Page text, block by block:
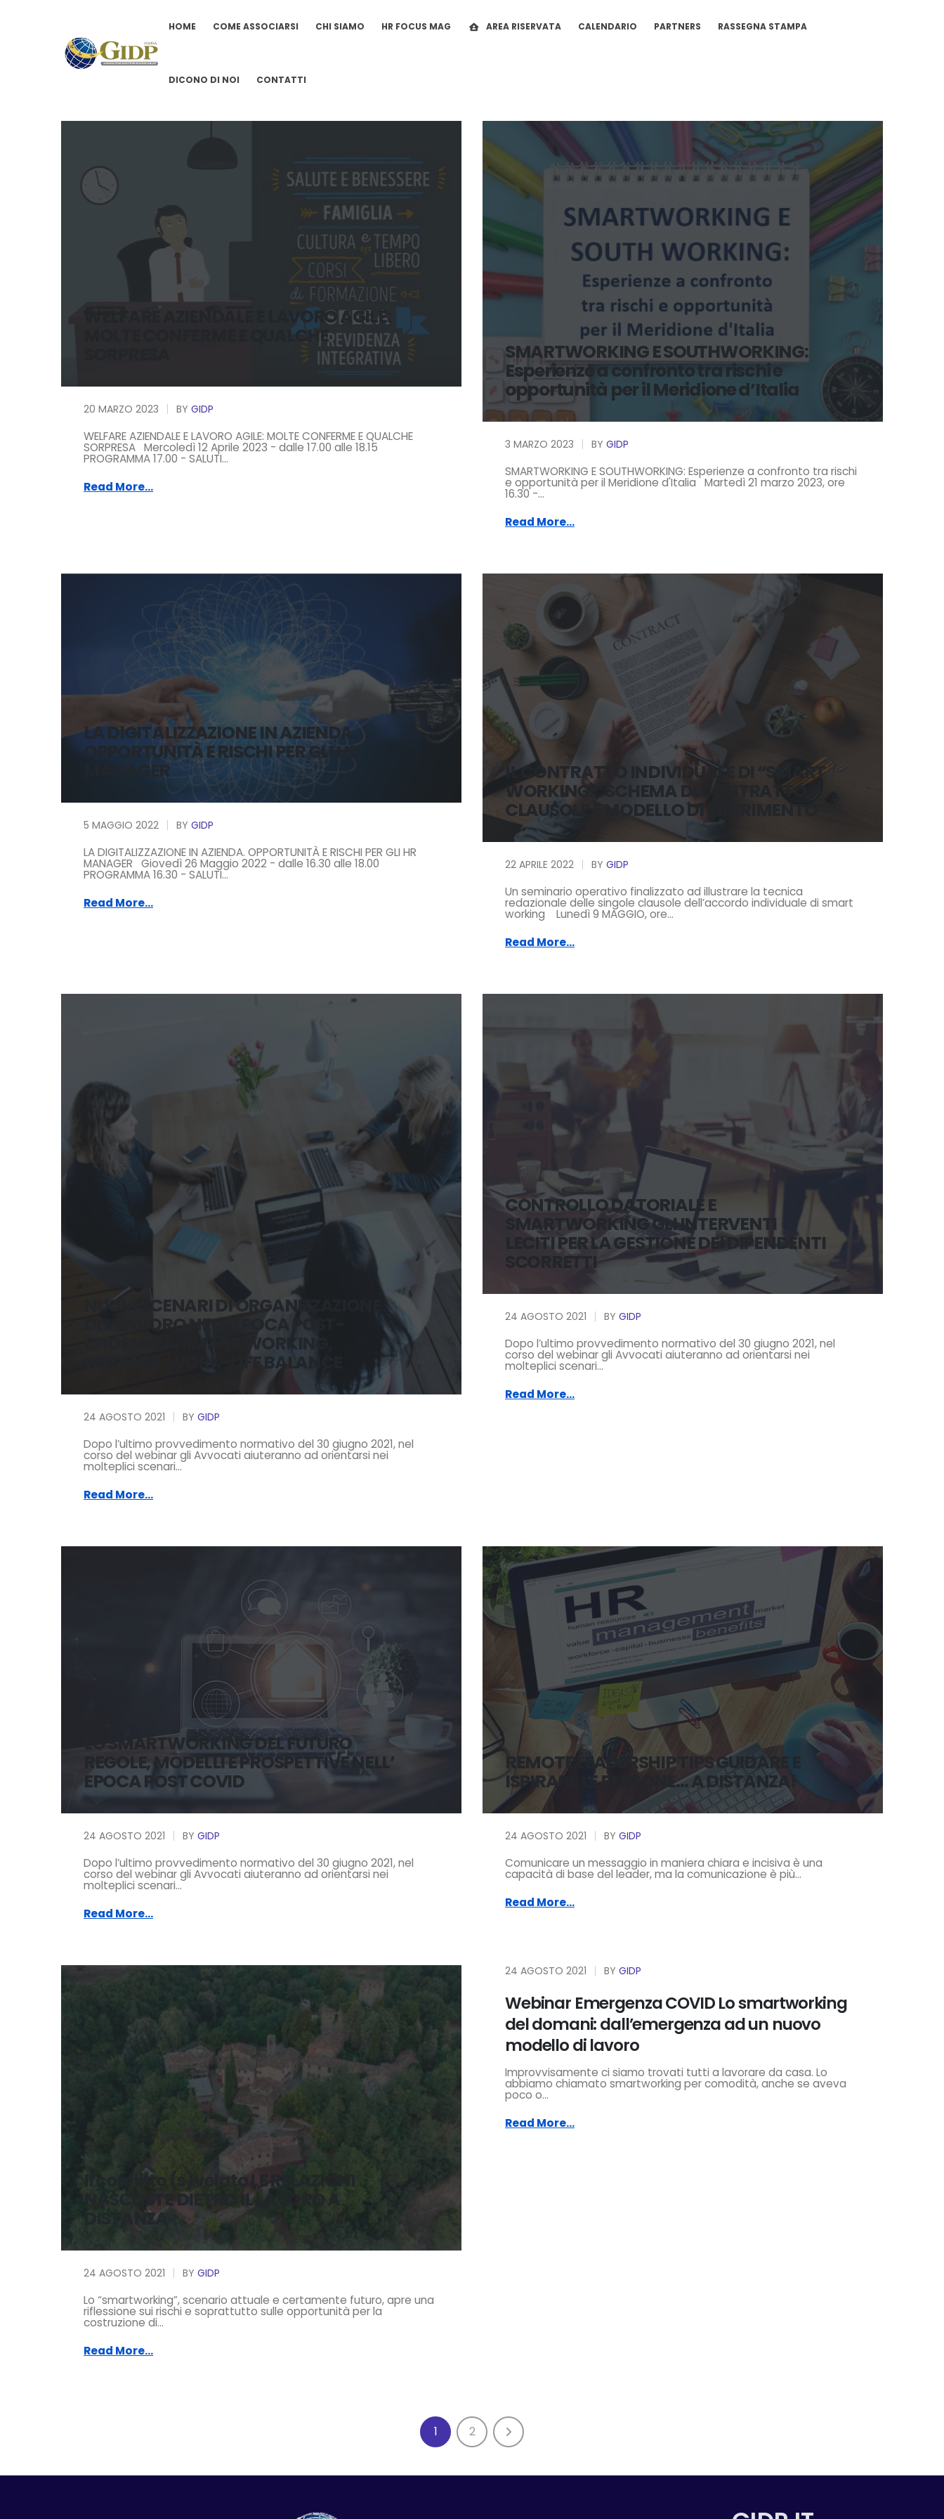
HOME COME ASSOCIARSI CHI SIAMO HR FOCUS MAG AREA RISERVATA CALENDARIO PARTNERS RASSEGNA STAMPA
DICONO DI NOI CONTATTI
WELFARE AZIENDALE E LAVORO AGILE:
MOLTE CONFERME E QUALCHE
20 MARZO 2023 BY GIDP
WELFARE AZIENDALE E LAVORO AGILE: MOLTE CONFERME E QUALCHE
SORPRESA Mercoledì 12 Aprile 2023 - dalle 17.00 alle 18.15
PROGRAMMA 17.00 - SALUTI...
Read More...
SMARTWORKING E SOUTHWORKING:
Esperienze a confronto tra rischi e
opportunità per il Meridione d’Italia
3 MARZO 2023 BY GIDP
SMARTWORKING E SOUTHWORKING: Esperienze a confronto tra rischi
e opportunità per il Meridione d'Italia Martedì 21 marzo 2023, ore
16.30 -...
Read More...
LA DIGITALIZZAZIONE IN AZIENDA.
OPPORTUNITÀ E RISCHI PER GLI HR
MANAGER
5 MAGGIO 2022 BY GIDP
LA DIGITALIZZAZIONE IN AZIENDA. OPPORTUNITÀ E RISCHI PER GLI HR
MANAGER Giovedì 26 Maggio 2022 - dalle 16.30 alle 18.00
PROGRAMMA 16.30 - SALUTI...
Read More...
IL CONTRATTO INDIVIDUALE DI “SMART
WORKING”: SCHEMA DI CONTRATTO,
CLAUSOLE E MODELLO DI RIFERIMENTO
22 APRILE 2022 BY GIDP
Un seminario operativo finalizzato ad illustrare la tecnica
redazionale delle singole clausole dell’accordo individuale di smart
working Lunedì 9 MAGGIO, ore...
Read More...
NUOVI SCENARI DI ORGANIZZAZIONE
DEL LAVORO NELL’EPOCA POST-
EPIDEMICA: SMART WORKING,
WELFARE, WORK-LIFE BALANCE
24 AGOSTO 2021 BY GIDP
Dopo l’ultimo provvedimento normativo del 30 giugno 2021, nel
corso del webinar gli Avvocati aiuteranno ad orientarsi nei
molteplici scenari...
Read More...
CONTROLLO DATORIALE E
SMARTWORKING GLI INTERVENTI
LECITI PER LA GESTIONE DEI DIPENDENTI
SCORRETTI
24 AGOSTO 2021 BY GIDP
Dopo l’ultimo provvedimento normativo del 30 giugno 2021, nel
corso del webinar gli Avvocati aiuteranno ad orientarsi nei
molteplici scenari...
Read More...
LO SMARTWORKING DEL FUTURO
REGOLE, MODELLI E PROSPETTIVE NELL’
EPOCA POST COVID
24 AGOSTO 2021 BY GIDP
Dopo l’ultimo provvedimento normativo del 30 giugno 2021, nel
corso del webinar gli Avvocati aiuteranno ad orientarsi nei
molteplici scenari...
Read More...
REMOTE LEADERSHIP TIPS GUIDARE E
ISPIRARE LE PERSONE… A DISTANZA!
24 AGOSTO 2021 BY GIDP
Comunicare un messaggio in maniera chiara e incisiva è una
capacità di base del leader, ma la comunicazione è più...
Read More...
Il conflitto (s)velato LE RELAZIONI
NASCOSTE DIETRO IL LAVORO A
DISTANZA
24 AGOSTO 2021 BY GIDP
Lo “smartworking”, scenario attuale e certamente futuro, apre una
riflessione sui rischi e soprattutto sulle opportunità per la
costruzione di...
Read More...
24 AGOSTO 2021 BY GIDP
Webinar Emergenza COVID Lo smartworking
del domani: dall’emergenza ad un nuovo
modello di lavoro
Improvvisamente ci siamo trovati tutti a lavorare da casa. Lo
abbiamo chiamato smartworking per comodità, anche se aveva
poco o...
Read More...
1 2